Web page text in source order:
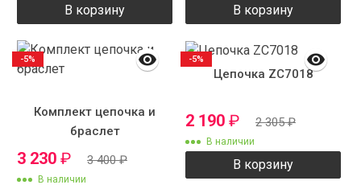
В корзину В корзину
Комплект цепочка и
браслет
3 230 ₽ 3 400₽
В наличии
-5%
Цепочка ZC7018
2 190 ₽ 2 305₽
В наличии
В корзину
-5%